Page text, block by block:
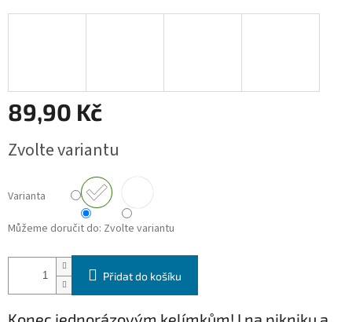
89,90 Kč
cena:
Zvolte variantu
Varianta
Můžeme doručit do: Zvolte variantu
Přidat do košíku